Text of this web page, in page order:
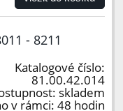
- 8211
Katalogové číslo:
81.00.42.014
skladem
v rámci: 48 hodin